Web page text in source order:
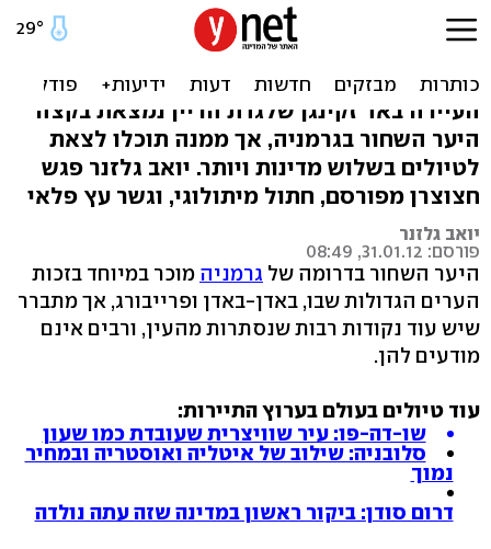
טיול ביער השחור: פינה קטנה
שחוצה גבולות
העיירה באד זקינגן שלגדת הריין נמצאת בקצה
היער השחור בגרמניה, אך ממנה תוכלו לצאת
לטיולים בשלוש מדינות ויותר. יואב גלזנר פגש
חצוצרן מפורסם, חתול מיתולוגי, וגשר עץ פלאי
יואב גלזנר
פורסם: 31.01.12, 08:49
היער השחור בדרומה של גרמניה מוכר במיוחד בזכות
הערים הגדולות שבו, באדן-באדן ופרייבורג, אך מתברר
שיש עוד נקודות רבות שנסתרות מהעין, ורבים אינם
מודעים להן.
עוד טיולים בעולם בערוץ התיירות:
שו-דה-פו: עיר שוויצרית שעובדת כמו שעון
סלובניה: שילוב של איטליה ואוסטריה ובמחיר
נמוך
דרום סודן: ביקור ראשון במדינה שזה עתה נולדה